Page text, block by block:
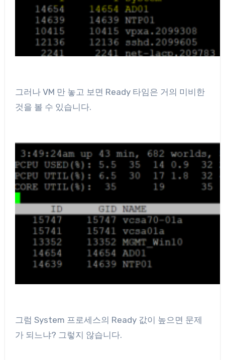
그러나 VM 만 놓고 보면 Ready 타임은 거의 미비한
것을 볼 수 있습니다.
그럼 System 프로세스의 Ready 값이 높으면 문제
가 되느냐? 그렇지 않습니다.